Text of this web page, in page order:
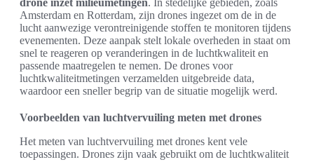
drone inzet milieumetingen. In stedelijke gebieden, zoals
Amsterdam en Rotterdam, zijn drones ingezet om de in de
lucht aanwezige verontreinigende stoffen te monitoren tijdens
evenementen. Deze aanpak stelt lokale overheden in staat om
snel te reageren op veranderingen in de luchtkwaliteit en
passende maatregelen te nemen. De drones voor
luchtkwaliteitmetingen verzamelden uitgebreide data,
waardoor een sneller begrip van de situatie mogelijk werd.
Voorbeelden van luchtvervuiling meten met drones
Het meten van luchtvervuiling met drones kent vele
toepassingen. Drones zijn vaak gebruikt om de luchtkwaliteit